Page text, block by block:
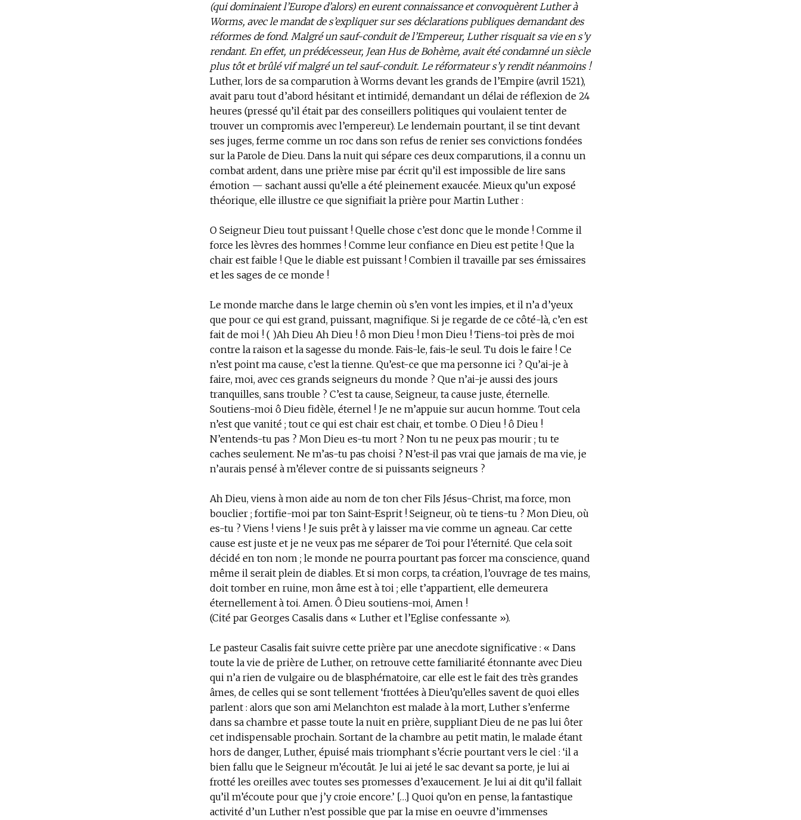
(qui dominaient l’Europe d’alors) en eurent connaissance et convoquèrent Luther à
Worms, avec le mandat de s’expliquer sur ses déclarations publiques demandant des
réformes de fond. Malgré un sauf-conduit de l’Empereur, Luther risquait sa vie en s’y
rendant. En effet, un prédécesseur, Jean Hus de Bohème, avait été condamné un siècle
plus tôt et brûlé vif malgré un tel sauf-conduit. Le réformateur s’y rendit néanmoins !
Luther, lors de sa comparution à Worms devant les grands de l’Empire (avril 1521),
avait paru tout d’abord hésitant et intimidé, demandant un délai de réflexion de 24
heures (pressé qu’il était par des conseillers politiques qui voulaient tenter de
trouver un compromis avec l’empereur). Le lendemain pourtant, il se tint devant
ses juges, ferme comme un roc dans son refus de renier ses convictions fondées
sur la Parole de Dieu. Dans la nuit qui sépare ces deux comparutions, il a connu un
combat ardent, dans une prière mise par écrit qu’il est impossible de lire sans
émotion — sachant aussi qu’elle a été pleinement exaucée. Mieux qu’un exposé
théorique, elle illustre ce que signifiait la prière pour Martin Luther :
O Seigneur Dieu tout puissant ! Quelle chose c’est donc que le monde ! Comme il
force les lèvres des hommes ! Comme leur confiance en Dieu est petite ! Que la
chair est faible ! Que le diable est puissant ! Combien il travaille par ses émissaires
et les sages de ce monde !
Le monde marche dans le large chemin où s’en vont les impies, et il n’a d’yeux
que pour ce qui est grand, puissant, magnifique. Si je regarde de ce côté-là, c’en est
fait de moi ! ( )Ah Dieu Ah Dieu ! ô mon Dieu ! mon Dieu ! Tiens-toi près de moi
contre la raison et la sagesse du monde. Fais-le, fais-le seul. Tu dois le faire ! Ce
n’est point ma cause, c’est la tienne. Qu’est-ce que ma personne ici ? Qu’ai-je à
faire, moi, avec ces grands seigneurs du monde ? Que n’ai-je aussi des jours
tranquilles, sans trouble ? C’est ta cause, Seigneur, ta cause juste, éternelle.
Soutiens-moi ô Dieu fidèle, éternel ! Je ne m’appuie sur aucun homme. Tout cela
n’est que vanité ; tout ce qui est chair est chair, et tombe. O Dieu ! ô Dieu !
N’entends-tu pas ? Mon Dieu es-tu mort ? Non tu ne peux pas mourir ; tu te
caches seulement. Ne m’as-tu pas choisi ? N’est-il pas vrai que jamais de ma vie, je
n’aurais pensé à m’élever contre de si puissants seigneurs ?
Ah Dieu, viens à mon aide au nom de ton cher Fils Jésus-Christ, ma force, mon
bouclier ; fortifie-moi par ton Saint-Esprit ! Seigneur, où te tiens-tu ? Mon Dieu, où
es-tu ? Viens ! viens ! Je suis prêt à y laisser ma vie comme un agneau. Car cette
cause est juste et je ne veux pas me séparer de Toi pour l’éternité. Que cela soit
décidé en ton nom ; le monde ne pourra pourtant pas forcer ma conscience, quand
même il serait plein de diables. Et si mon corps, ta création, l’ouvrage de tes mains,
doit tomber en ruine, mon âme est à toi ; elle t’appartient, elle demeurera
éternellement à toi. Amen. Ô Dieu soutiens-moi, Amen !
(Cité par Georges Casalis dans « Luther et l’Eglise confessante »).
Le pasteur Casalis fait suivre cette prière par une anecdote significative : « Dans
toute la vie de prière de Luther, on retrouve cette familiarité étonnante avec Dieu
qui n’a rien de vulgaire ou de blasphématoire, car elle est le fait des très grandes
âmes, de celles qui se sont tellement ‘frottées à Dieu’qu’elles savent de quoi elles
parlent : alors que son ami Melanchton est malade à la mort, Luther s’enferme
dans sa chambre et passe toute la nuit en prière, suppliant Dieu de ne pas lui ôter
cet indispensable prochain. Sortant de la chambre au petit matin, le malade étant
hors de danger, Luther, épuisé mais triomphant s’écrie pourtant vers le ciel : ‘il a
bien fallu que le Seigneur m’écoutât. Je lui ai jeté le sac devant sa porte, je lui ai
frotté les oreilles avec toutes ses promesses d’exaucement. Je lui ai dit qu’il fallait
qu’il m’écoute pour que j’y croie encore.’ […] Quoi qu’on en pense, la fantastique
activité d’un Luther n’est possible que par la mise en oeuvre d’immenses